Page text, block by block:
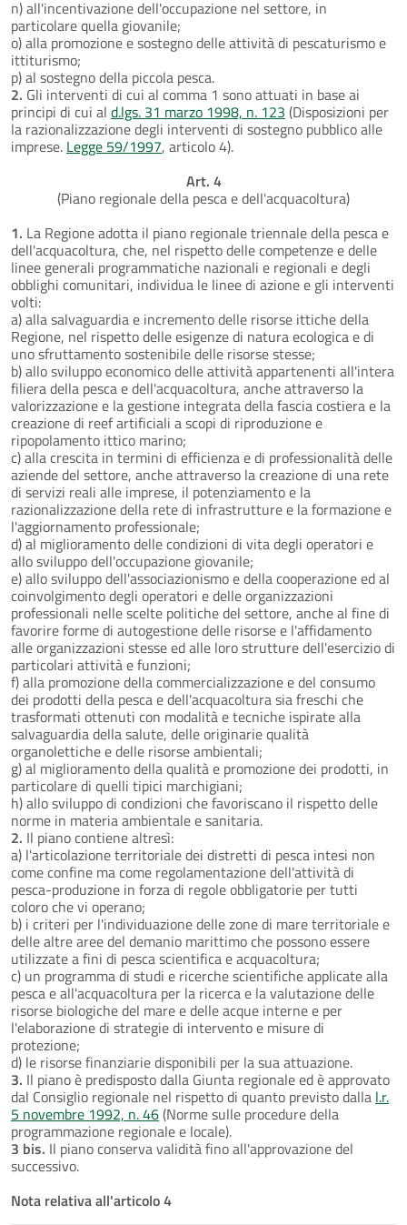
n) all'incentivazione dell'occupazione nel settore, in
particolare quella giovanile;
o) alla promozione e sostegno delle attività di pescaturismo e
ittiturismo;
p) al sostegno della piccola pesca.
2. Gli interventi di cui al comma 1 sono attuati in base ai
principi di cui al d.lgs. 31 marzo 1998, n. 123 (Disposizioni per
la razionalizzazione degli interventi di sostegno pubblico alle
imprese. Legge 59/1997, articolo 4).
Art. 4
(Piano regionale della pesca e dell'acquacoltura)
1. La Regione adotta il piano regionale triennale della pesca e
dell'acquacoltura, che, nel rispetto delle competenze e delle
linee generali programmatiche nazionali e regionali e degli
obblighi comunitari, individua le linee di azione e gli interventi
volti:
a) alla salvaguardia e incremento delle risorse ittiche della
Regione, nel rispetto delle esigenze di natura ecologica e di
uno sfruttamento sostenibile delle risorse stesse;
b) allo sviluppo economico delle attività appartenenti all'intera
filiera della pesca e dell'acquacoltura, anche attraverso la
valorizzazione e la gestione integrata della fascia costiera e la
creazione di reef artificiali a scopi di riproduzione e
ripopolamento ittico marino;
c) alla crescita in termini di efficienza e di professionalità delle
aziende del settore, anche attraverso la creazione di una rete
di servizi reali alle imprese, il potenziamento e la
razionalizzazione della rete di infrastrutture e la formazione e
l'aggiornamento professionale;
d) al miglioramento delle condizioni di vita degli operatori e
allo sviluppo dell'occupazione giovanile;
e) allo sviluppo dell'associazionismo e della cooperazione ed al
coinvolgimento degli operatori e delle organizzazioni
professionali nelle scelte politiche del settore, anche al fine di
favorire forme di autogestione delle risorse e l'affidamento
alle organizzazioni stesse ed alle loro strutture dell'esercizio di
particolari attività e funzioni;
f) alla promozione della commercializzazione e del consumo
dei prodotti della pesca e dell'acquacoltura sia freschi che
trasformati ottenuti con modalità e tecniche ispirate alla
salvaguardia della salute, delle originarie qualità
organolettiche e delle risorse ambientali;
g) al miglioramento della qualità e promozione dei prodotti, in
particolare di quelli tipici marchigiani;
h) allo sviluppo di condizioni che favoriscano il rispetto delle
norme in materia ambientale e sanitaria.
2. Il piano contiene altresì:
a) l'articolazione territoriale dei distretti di pesca intesi non
come confine ma come regolamentazione dell'attività di
pesca-produzione in forza di regole obbligatorie per tutti
coloro che vi operano;
b) i criteri per l'individuazione delle zone di mare territoriale e
delle altre aree del demanio marittimo che possono essere
utilizzate a fini di pesca scientifica e acquacoltura;
c) un programma di studi e ricerche scientifiche applicate alla
pesca e all'acquacoltura per la ricerca e la valutazione delle
risorse biologiche del mare e delle acque interne e per
l'elaborazione di strategie di intervento e misure di
protezione;
d) le risorse finanziarie disponibili per la sua attuazione.
3. Il piano è predisposto dalla Giunta regionale ed è approvato
dal Consiglio regionale nel rispetto di quanto previsto dalla l.r.
5 novembre 1992, n. 46(Norme sulle procedure della
programmazione regionale e locale).
3 bis. Il piano conserva validità fino all'approvazione del
successivo.
Nota relativa all'articolo 4